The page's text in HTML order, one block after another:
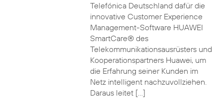
Telefónica Deutschland dafür die
innovative Customer Experience
Management-Software HUAWEI
SmartCare® des
Telekommunikationsausrüsters und
Kooperationspartners Huawei, um
die Erfahrung seiner Kunden im
Netz intelligent nachzuvollziehen.
Daraus leitet […]